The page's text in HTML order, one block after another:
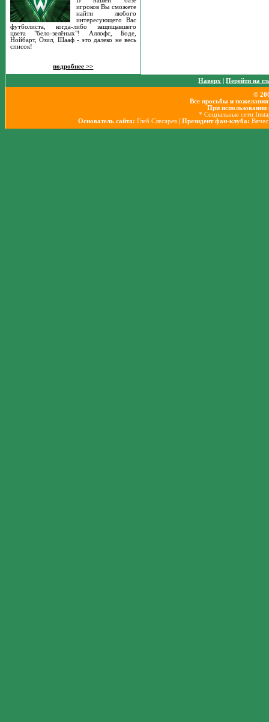
игроков Вы сможете
найти любого
интересующего Вас
футболиста, когда-либо защищавшего
цвета "бело-зелёных"! Аллофс, Боде,
Нойбарт, Озил, Шааф - это далеко не весь
список!
подробнее >>
Наверх |Перейти на
©
Все просьбы и
При использовании
* Социальные сети
Основатель сайта: Глеб Слесарев | Президент фан-клуба: